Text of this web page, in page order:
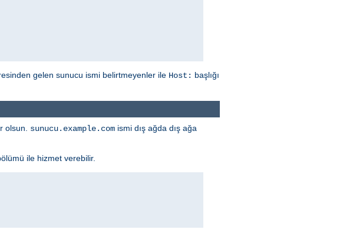
gelen sunucu ismi belirtmeyenler ile Host: başlığı
olsun. sunucu.example.com ismi dış ağda dış ağa
ile hizmet verebilir.